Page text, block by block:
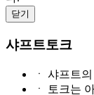
닫기
샤프트토크
ㆍ
샤프트
ㆍ
토크는